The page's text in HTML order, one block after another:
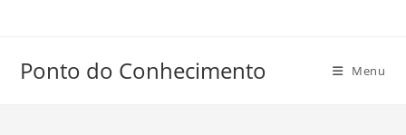
conteúdo
Ponto do Conhecimento Menu